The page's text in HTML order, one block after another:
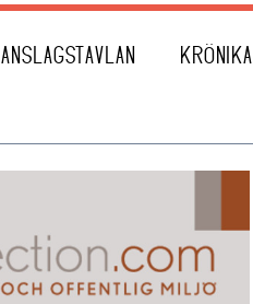
ANSLAGSTAVLAN KRÖNIKA